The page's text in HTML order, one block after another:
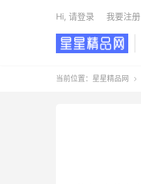
Hi, 请登录 我要注册
当前位置： 星星精品网 